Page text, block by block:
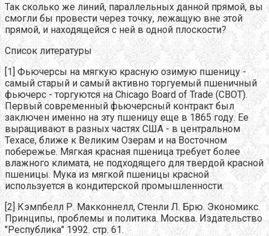
Так сколько же линий, параллельных данной прямой, вы
смогли бы провести через точку, лежащую вне этой
прямой, и находящейся с ней в одной плоскости?
Список литературы
[1] Фьючерсы на мягкую красную озимую пшеницу -
самый старый и самый активно торгуемый пшеничный
фьючерс - торгуются на Chicago Board of Trade (CBOT).
Первый современный фьючерсный контракт был
заключен именно на эту пшеницу еще в 1865 году. Ее
выращивают в разных частях США - в центральном
Техасе, ближе к Великим Озерам и на Восточном
побережье. Мягкая красная пшеница требует более
влажного климата, не подходящего для твердой красной
пшеницы. Мука из мягкой пшеницы красной
используется в кондитерской промышленности.
[2] Кэмпбелл Р. Макконнелл, Стенли Л. Брю. Экономикс.
Принципы, проблемы и политика. Москва. Издательство
"Республика" 1992. стр. 61.